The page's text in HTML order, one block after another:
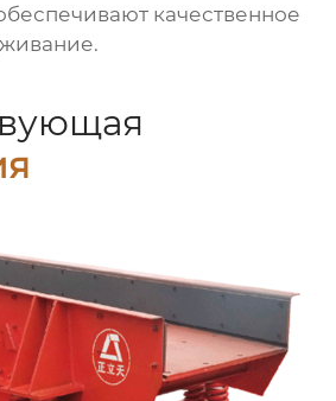
качественное